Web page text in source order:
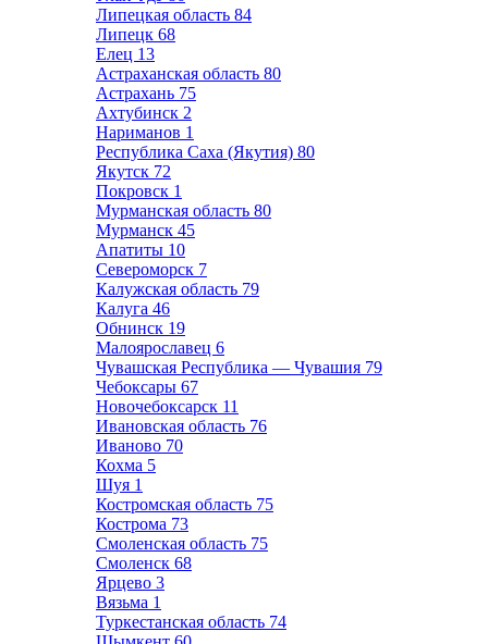
Липецкая область 84
Липецк 68
Елец 13
Астраханская область 80
Астрахань 75
Ахтубинск 2
Нариманов 1
Республика Саха (Якутия) 80
Якутск 72
Покровск 1
Мурманская область 80
Мурманск 45
Апатиты 10
Североморск 7
Калужская область 79
Калуга 46
Обнинск 19
Малоярославец 6
Чувашская Республика — Чувашия 79
Чебоксары 67
Новочебоксарск 11
Ивановская область 76
Иваново 70
Кохма 5
Шуя 1
Костромская область 75
Кострома 73
Смоленская область 75
Смоленск 68
Ярцево 3
Вязьма 1
Туркестанская область 74